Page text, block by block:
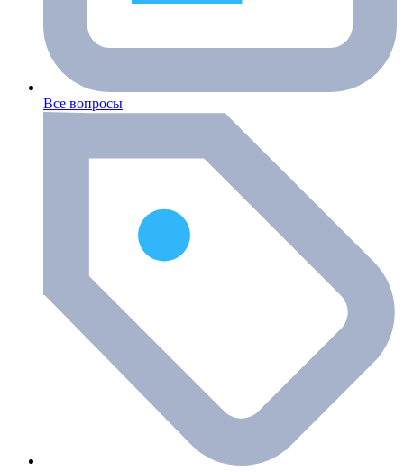
Все вопросы